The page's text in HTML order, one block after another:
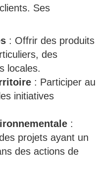
Ses
: Offrir des produits
des
locales.
: Participer au
initiatives
:
projets ayant un
des actions de